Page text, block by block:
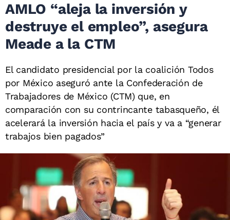
AMLO “aleja la inversión y
destruye el empleo”, asegura
Meade a la CTM
El candidato presidencial por la coalición Todos
por México aseguró ante la Confederación de
Trabajadores de México (CTM) que, en
comparación con su contrincante tabasqueño, él
acelerará la inversión hacia el país y va a “generar
trabajos bien pagados”